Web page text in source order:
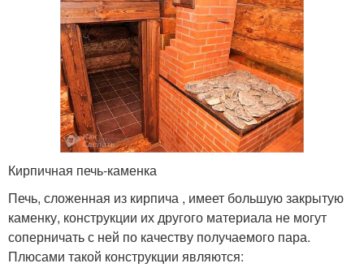
Кирпичная печь-каменка
Печь, сложенная из кирпича , имеет большую закрытую
каменку, конструкции их другого материала не могут
соперничать с ней по качеству получаемого пара.
Плюсами такой конструкции являются: